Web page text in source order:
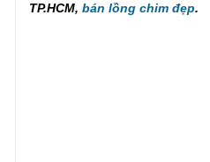
TP.HCM, bán lồng chim đẹp.